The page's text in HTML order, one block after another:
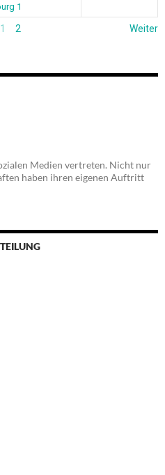
1
1 2 Weiter
Medien vertreten. Nicht nur
haben ihren eigenen Auftritt